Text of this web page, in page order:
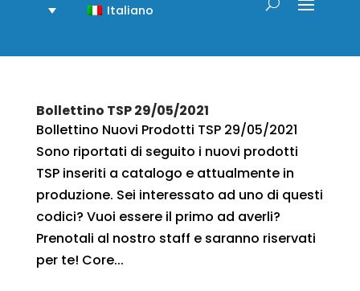
Italiano
Bollettino TSP 29/05/2021
Bollettino Nuovi Prodotti TSP 29/05/2021
Sono riportati di seguito i nuovi prodotti
TSP inseriti a catalogo e attualmente in
produzione. Sei interessato ad uno di questi
codici? Vuoi essere il primo ad averli?
Prenotali al nostro staff e saranno riservati
per te! Core...